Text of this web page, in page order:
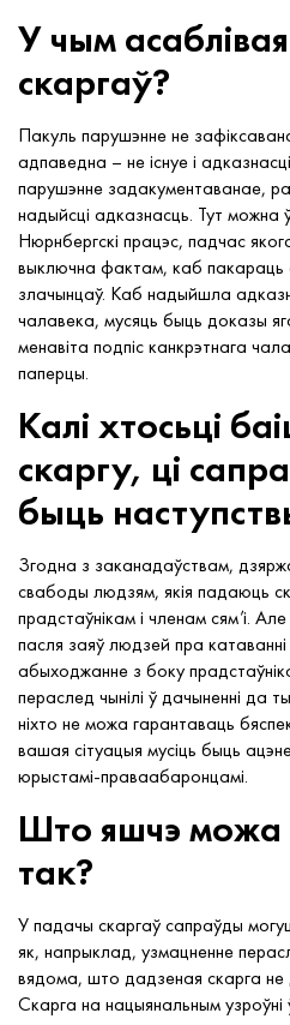
У чым
скаргаў?
Пакуль парушэнне не
адпаведна – не існуе і
парушэнне задакументаванае,
надыйсці адказнасць. Тут можна
Нюрнбергскі працэс, падчас
выключна фактам, каб пакараць
злачынцаў. Каб надыйшла
чалавека, мусяць быць доказы
менавіта подпіс канкрэтнага
паперцы.
Калі хтосьці
скаргу, ці
быць
Згодна з заканадаўствам,
свабоды людзям, якія падаюць
прадстаўнікам і членам сям’і.
пасля заяў людзей пра
абыходжанне з боку
пераслед чынілі ў дачыненні да
ніхто не можа гарантаваць
вашая сітуацыя мусіць быць
юрыстамі-праваабаронцамі.
Што яшчэ можа
так?
У падачы скаргаў сапраўды
як, напрыклад, узмацненне
вядома, што дадзеная скарга не
Скарга на нацыянальным узроўні